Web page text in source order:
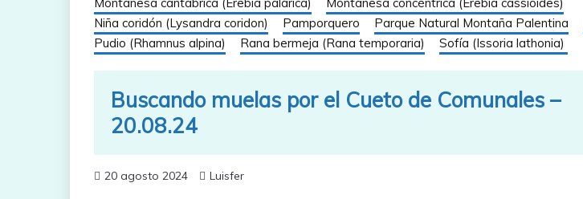
Niña coridón (Lysandra coridon)
Pamporquero Parque Natural Montaña Palentina
Pudio (Rhamnus alpina)
Rana bermeja (Rana temporaria) Sofía (Issoria lathonia)
Buscando muelas por el Cueto de Comunales –
20.08.24
20 agosto 2024 Luisfer